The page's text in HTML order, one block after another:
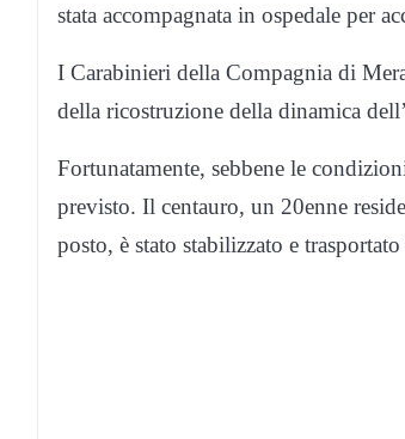
stata accompagnata in ospedale per
I Carabinieri della Compagnia di
della ricostruzione della dinamica
Fortunatamente, sebbene le
previsto. Il centauro, un 20enne
posto, è stato stabilizzato e